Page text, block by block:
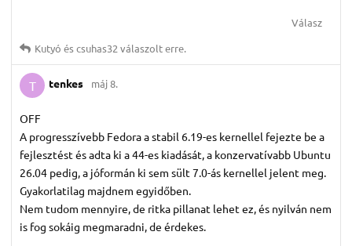
Válasz
Kutyó éscsuhas32 válaszolt erre.
T tenkes máj 8.
OFF
A progresszívebb Fedora a stabil 6.19-es kernellel fejezte be a
fejlesztést és adta ki a 44-es kiadását, a konzervatívabb Ubuntu
26.04 pedig, a jóformán ki sem sült 7.0-ás kernellel jelent meg.
Gyakorlatilag majdnem egyidőben.
Nem tudom mennyire, de ritka pillanat lehet ez, és nyilván nem
is fog sokáig megmaradni, de érdekes.